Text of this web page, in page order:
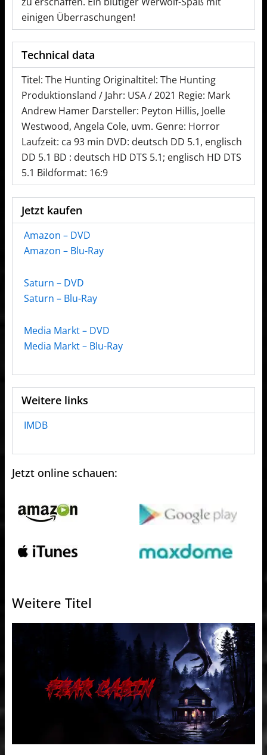
einigen Überraschungen!
Technical data
Titel: The Hunting Originaltitel: The Hunting
Produktionsland / Jahr: USA / 2021 Regie: Mark
Andrew Hamer Darsteller: Peyton Hillis, Joelle
Westwood, Angela Cole, uvm. Genre: Horror
Laufzeit: ca 93 min DVD: deutsch DD 5.1, englisch
DD 5.1 BD : deutsch HD DTS 5.1; englisch HD DTS
5.1 Bildformat: 16:9
Jetzt kaufen
Amazon – DVD
Amazon – Blu-Ray
Saturn – DVD
Saturn – Blu-Ray
Media Markt – DVD
Media Markt – Blu-Ray
Weitere links
IMDB
Jetzt online schauen:
Weitere Titel